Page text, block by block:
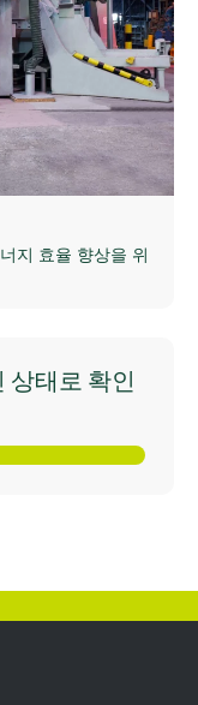
지 효율 향상을 위
상태로 확인